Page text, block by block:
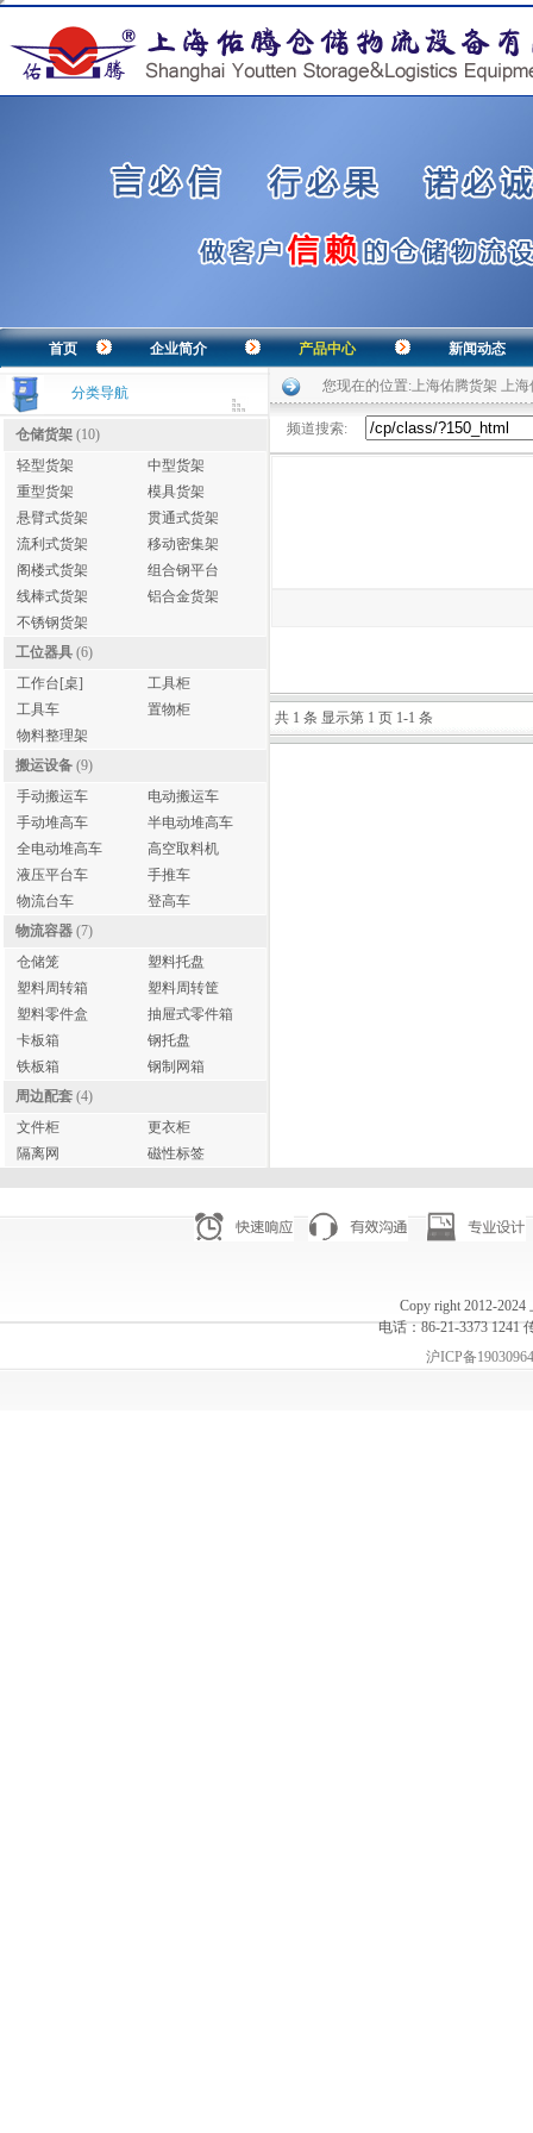
首页 企业简介 产品中心 新闻动态
分类导航
仓储货架 (10)
轻型货架
中型货架
重型货架
模具货架
悬臂式货架
贯通式货架
流利式货架
移动密集架
阁楼式货架
组合钢平台
线棒式货架
铝合金货架
不锈钢货架
工位器具 (6)
工作台[桌]
工具柜
工具车
置物柜
物料整理架
搬运设备 (9)
手动搬运车
电动搬运车
手动堆高车
半电动堆高车
全电动堆高车
高空取料机
液压平台车
手推车
物流台车
登高车
物流容器 (7)
仓储笼
塑料托盘
塑料周转箱
塑料周转筐
塑料零件盒
抽屉式零件箱
卡板箱
钢托盘
铁板箱
钢制网箱
周边配套 (4)
文件柜
更衣柜
隔离网
磁性标签
您现在的位置:上海佑腾货架 上
频道搜索:
共 1 条 显示第 1 页 1-1 条
Copy right 2012-
电话：86-21-3373 1241
沪ICP备